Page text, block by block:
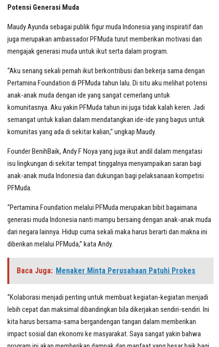
Potensi Generasi Muda
Maudy Ayunda sebagai publik figur muda Indonesia yang inspiratif dan
juga merupakan ambassador PFMuda turut memberikan motivasi dan
mengajak generasi muda untuk ikut serta dalam program.
“Aku senang sekali pernah ikut berkontribusi dan bekerja sama dengan
Pertamina Foundation di PFMuda tahun lalu. Di situ aku melihat potensi
anak-anak muda dengan ide yang sangat cemerlang untuk
komunitasnya. Aku yakin PFMuda tahun ini juga tidak kalah keren. Jadi
semangat untuk kalian dalam mendatangkan ide-ide yang bagus untuk
komunitas yang ada di sekitar kalian,” ungkap Maudy.
Founder BenihBaik, Andy F Noya yang juga ikut andil dalam mengatasi
isu lingkungan di sekitar tempat tinggalnya menyampaikan saran bagi
anak-anak muda Indonesia dan dukungan bagi pelaksanaan kompetisi
PFMuda.
“Pertamina Foundation melalui PFMuda merupakan bibit bagaimana
generasi muda Indonesia nanti mampu bersaing dengan anak-anak muda
dari negara lainnya. Hidup cuma sekali maka harus berarti dan makna ini
diberikan melalui PFMuda,” kata Andy.
Baca Juga: Menaker Minta Perusahaan Patuhi Prokes
“Kolaborasi menjadi penting untuk membuat kegiatan-kegiatan menjadi
lebih cepat dan maksimal dibandingkan bila dikerjakan sendiri-sendiri. Ini
kita harus bersama-sama bergandengan tangan dalam memberikan
impact sosial dan ekonomi ke masyarakat. Saya sangat yakin bahwa